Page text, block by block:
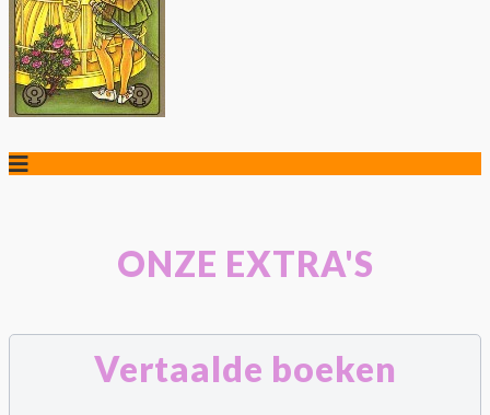
ONZE EXTRA'S
Vertaalde boeken